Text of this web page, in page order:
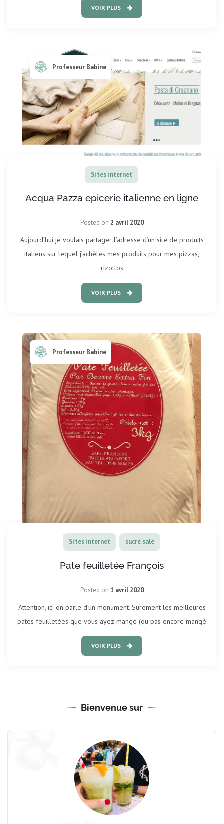
VOIR PLUS
Professeur Babine
Sites internet
Acqua Pazza epicerie italienne en ligne
Posted on 2 avril 2020
Aujourd’hui je voulais partager l’adresse d’un site de produits
italiens sur lequel j’achètes mes produits pour mes pizzas,
rizottos
VOIR PLUS
Professeur Babine
Sites internet sucré salé
Pate feuilletée François
Posted on 1 avril 2020
Attention, ici on parle d’un monument. Surement les meilleures
pates feuilletées que vous ayez mangé (ou pas encore mangé
VOIR PLUS
Bienvenue sur